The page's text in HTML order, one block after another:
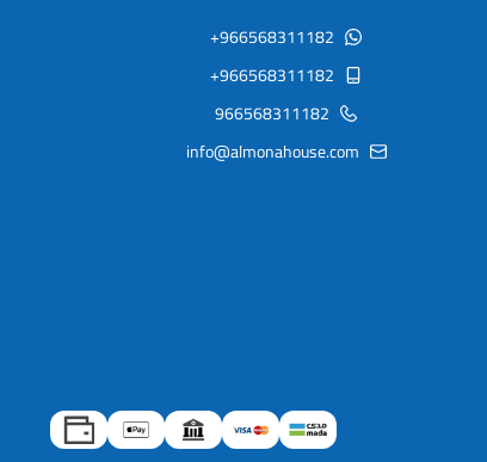
+966568311182
+966568311182
966568311182
info@almonahouse.com